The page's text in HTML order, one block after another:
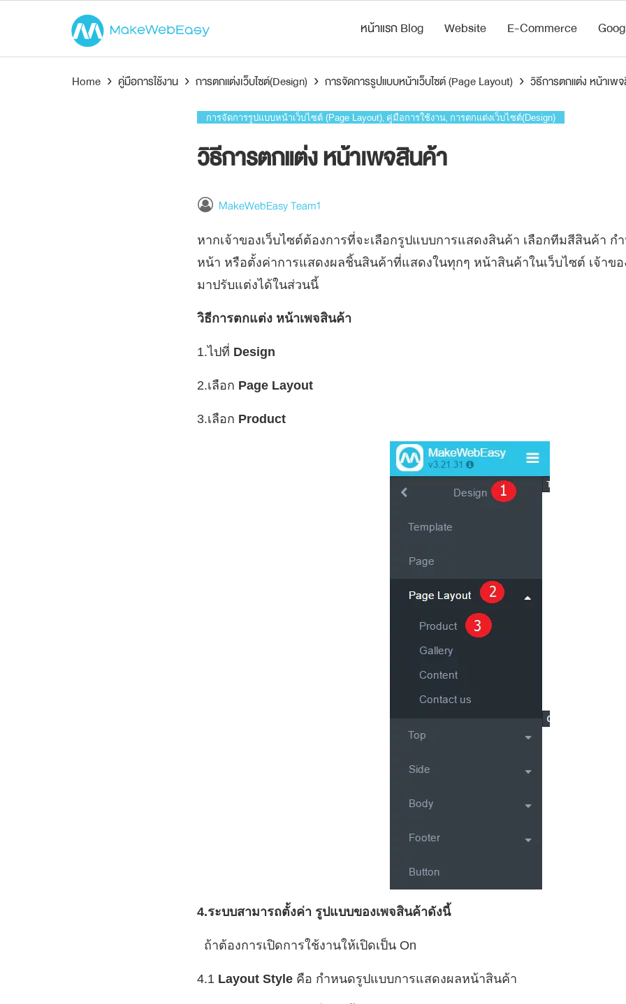
หน้าแรก Blog Website E-Commerce
Home › คู่มือการใช้งาน › การตกแต่งเว็บไซต์(Design) › การจัดการรูปแบบหน้าเว็บไซต์ (Page Layout) › วิธีการตกแต่ง หน้าเพ
การจัดการรูปแบบหน้าเว็บไซต์ (Page Layout) คู่มือการใช้งาน การตกแต่งเว็บไซต์(Design)
วิธีการตกแต่ง หน้าเพจสินค้า
MakeWebEasy Team1
หากเจ้าของเว็บไซต์ต้องการที่จะเลือกรูปแบบการแสดงสินค้า เลือกทีมสีสินค้า
หน้า หรือตั้งค่าการแสดงผลชิ้นสินค้าที่แสดงในทุกๆ หน้าสินค้าในเว็บไซต์ เจ้าขอ
มาปรับแต่งได้ในส่วนนี้
วิธีการตกแต่ง หน้าเพจสินค้า
1.ไปที่ Design
2.เลือก Page Layout
3.เลือก Product
4.ระบบสามารถตั้งค่า รูปแบบของเพจสินค้าดังนี้
ถ้าต้องการเปิดการใช้งานให้เปิดเป็น On
4.1 Layout Style คือ กำหนดรูปแบบการแสดงผลหน้าสินค้า